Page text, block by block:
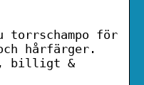
torrschampo för
hårfärger.
billigt &